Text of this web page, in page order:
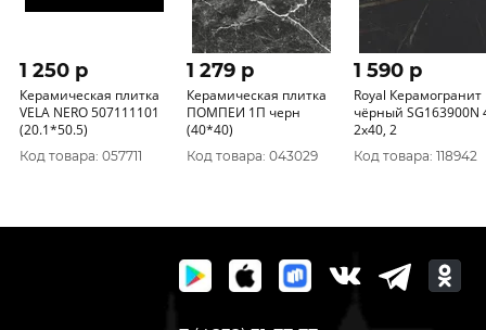
1 250 p
Керамическая плитка
VELA NERO 507111101
(20.1*50.5)
Код товара: 057711
1 279 p
Керамическая плитка
ПОМПЕИ 1П черн
(40*40)
Код товара: 043029
1 590 p
Royal Керамогранит
чёрный SG163900N
2х40, 2
Код товара: 118942